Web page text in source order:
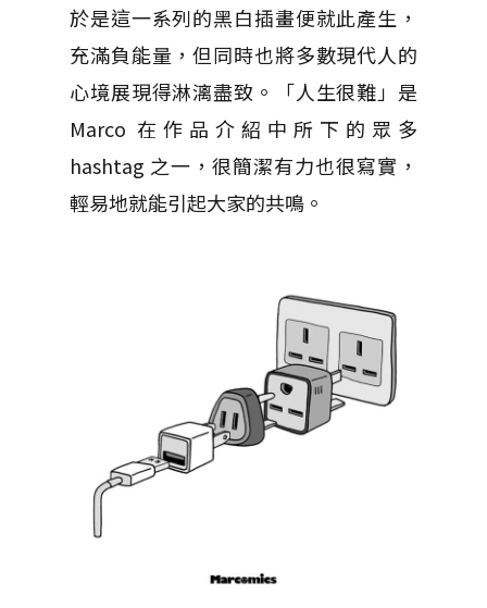
於是這一系列的黑白插畫便就此產生，
充滿負能量，但同時也將多數現代人的
心境展現得淋漓盡致。「人生很難」是
Marco 在作品介紹中所下的眾多
hashtag 之一，很簡潔有力也很寫實，
輕易地就能引起大家的共鳴。